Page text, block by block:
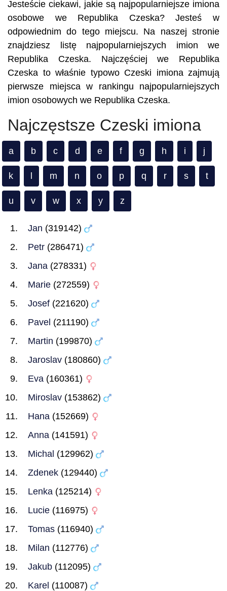
Jesteście ciekawi, jakie są najpopularniejsze imiona
osobowe we Republika Czeska? Jesteś w
odpowiednim do tego miejscu. Na naszej stronie
znajdziesz listę najpopularniejszych imion we
Republika Czeska. Najczęściej we Republika
Czeska to właśnie typowo Czeski imiona zajmują
pierwsze miejsca w rankingu najpopularniejszych
imion osobowych we Republika Czeska.
Najczęstsze Czeski imiona
a b c d e f g h i j
k m n o p q r s t
u v w x y z
Jan (319142)
Petr (286471)
Jana (278331)
Marie (272559)
Josef (221620)
Pavel (211190)
Martin (199870)
Jaroslav (180860)
Eva (160361)
Miroslav (153862)
Hana (152669)
Anna (141591)
Michal (129962)
Zdenek (129440)
Lenka (125214)
Lucie (116975)
Tomas (116940)
Milan (112776)
Jakub (112095)
Karel (110087)